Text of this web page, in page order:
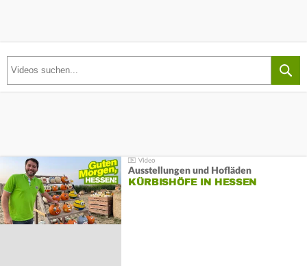
Ausstellungen und Hofläden
KÜRBISHÖFE IN HESSEN